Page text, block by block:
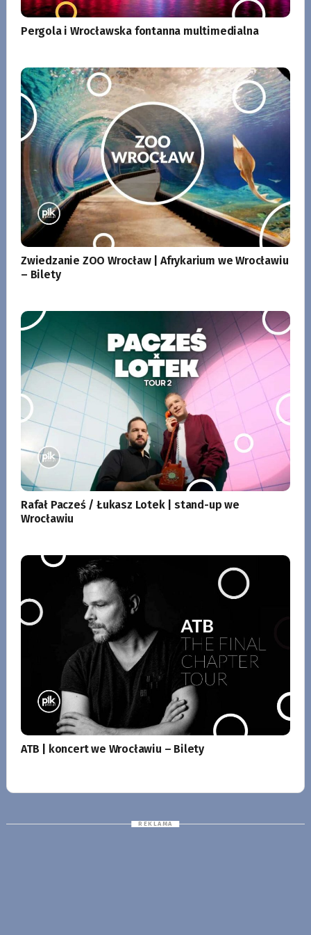
Pergola i Wrocławska fontanna multimedialna
Zwiedzanie ZOO Wrocław | Afrykarium we Wrocławiu
– Bilety
Rafał Pacześ / Łukasz Lotek | stand-up we
Wrocławiu
ATB | koncert we Wrocławiu – Bilety